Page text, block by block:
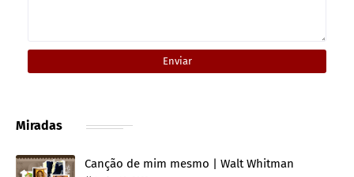
Miradas
Canção de mim mesmo | Walt Whitman